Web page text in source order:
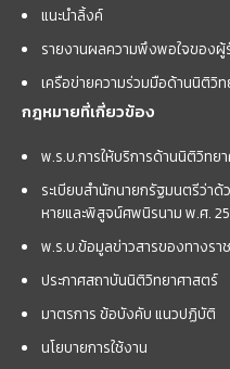
แนะนำลิ้งค์
รายงานผลความพึงพอใจของผู้
เครือข่ายความร่วมมือด้านนิติวิ
กฎหมายที่เกี่ยวข้อง
พ.ร.บ.การให้บริการด้านนิติวิทย
ระเบียบสำนักนายกรัฐมนตรีว่า
หายและพิสูจน์ศพนิรนาม พ.ศ.
พ.ร.บ.ข้อมูลข่าวสารของทางรา
ประกาศสถาบันนิติวิทยาศาสตร์
มาตรการ ข้อบังคับ แนวปฏิบัติ
นโยบายการใช้งาน